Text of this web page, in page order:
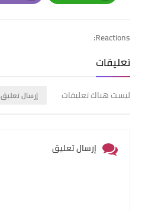
Whatsapp
Email
Reactions:
تعليقات
ليست هناك تعليقات إرسال تعليق
إرسال تعليق